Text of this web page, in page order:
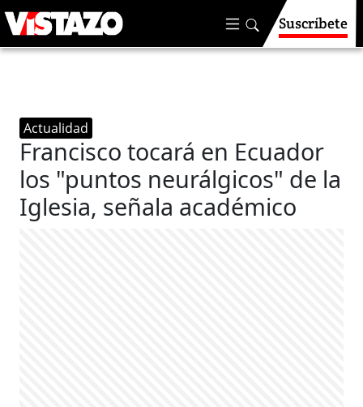
Suscríbete
Actualidad
Francisco tocará en Ecuador
los "puntos neurálgicos" de la
Iglesia, señala académico